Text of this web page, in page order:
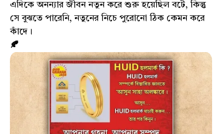
এদিকে অনন্যার জীবন নতুন করে শুরু হয়েছিল বটে, কিন্তু
সে বুঝতে পারেনি, নতুনের নিচে পুরোনো ঠিক কেমন করে
কাঁদে।
🍂